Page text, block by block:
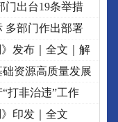
门出台19条举措
多部门作出部署
》发布｜全文｜解
资源高质量发展
打非治违”工作
》印发｜全文